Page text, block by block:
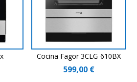
Cocina Fagor 3CLG-610BX
599,00 €